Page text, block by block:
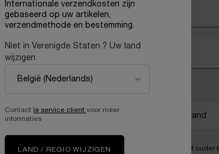
Voornaam
Ik verklaar dat ik 16 jaar of ouder
Internationale verzendkosten zijn
gebaseerd op uw artikelen,
verzendmethode en bestemming.
Niet in Verenigde Staten ? Uw land
wijzigen
Contact le service client voor meer
informaties
LAND / REGIO WIJZIGEN